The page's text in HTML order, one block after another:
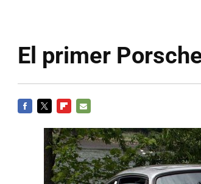
El primer
MAIL